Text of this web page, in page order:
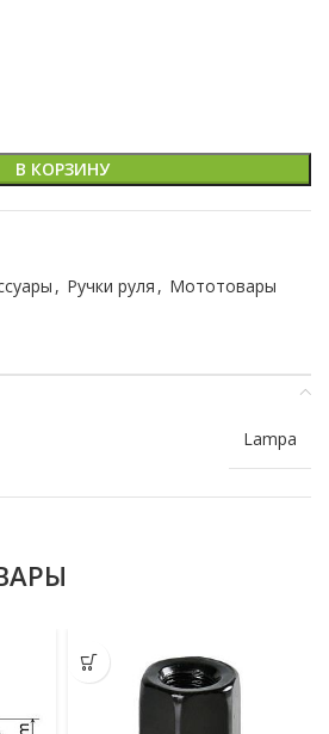
В КОРЗИНУ
, Ручки руля , Мототовары
Lampa